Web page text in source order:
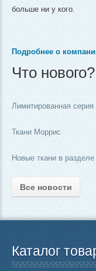
больше ни у кого.
Подробнее о
Что нового?
Лимитированная
Ткани Моррис
Новые ткани в
Все новости
Каталог